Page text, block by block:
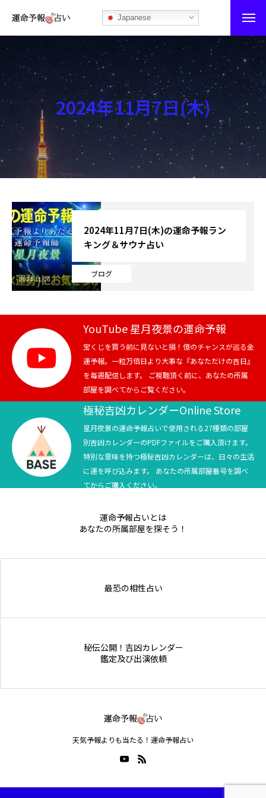
Japanese
運命予報占い
運命予報占いとは
あなたの所属部屋を探そう！
最恐の相性占い
秘伝公開！吉凶カレンダー
記事カテゴリー
ブログ
お知らせ
芸能界
テニス
スポーツ
競馬
テニス四大大会・五輪
テニス四大大会・五輪
2024年11月7日(木)
ブログ
2024年11月7日(木)の運命予報ラン
キング＆サウナ占い
2024.11.06
YouTube 星月夜景の運命予報
宝くじを買う前に見ないと損！億のチャンスが巡る金
運予報。一粒万倍日より大事な『あなただけの吉日』
を毎週配信します。 ご視聴頂く前に、あなたの所属
部屋を調べてからご覧ください。
極秘吉凶カレンダーOnline Store
星月夜景の運命予報占いで使用される27種類の部屋
別吉凶カレンダーのPDFファイルをご購入頂けます。
特別な意味を持つ極秘吉凶カレンダーは、日々の生活
に運を呼び込みます。 あなたの所属部屋番号を調べ
てからご購入ください。
運命予報占いとは
あなたの所属部屋を探そう！
最恐の相性占い
秘伝公開！吉凶カレンダー
鑑定及び出演依頼
天気予報よりも当たる！運命予報占い